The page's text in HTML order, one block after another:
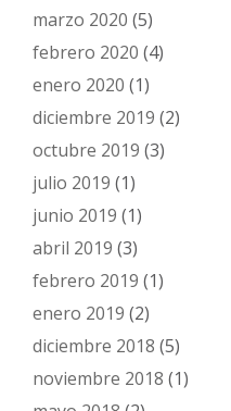
marzo 2020 (5)
febrero 2020 (4)
enero 2020 (1)
diciembre 2019 (2)
octubre 2019 (3)
julio 2019 (1)
junio 2019 (1)
abril 2019 (3)
febrero 2019 (1)
enero 2019 (2)
diciembre 2018 (5)
noviembre 2018 (1)